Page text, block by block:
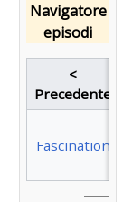
Navigatore
episodi
<
Precedente
Fascination